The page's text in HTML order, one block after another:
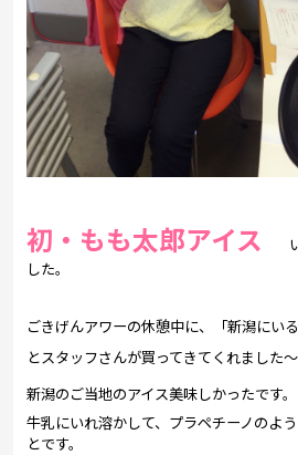
初・もも太郎アイス
した。
ごきげんアワーの休憩中に、「新潟にい
とスタッフさんが買ってきてくれました～
新潟のご当地のアイス美味しかったです。
牛乳にいれ溶かして、プラペチーノのよ
とです。